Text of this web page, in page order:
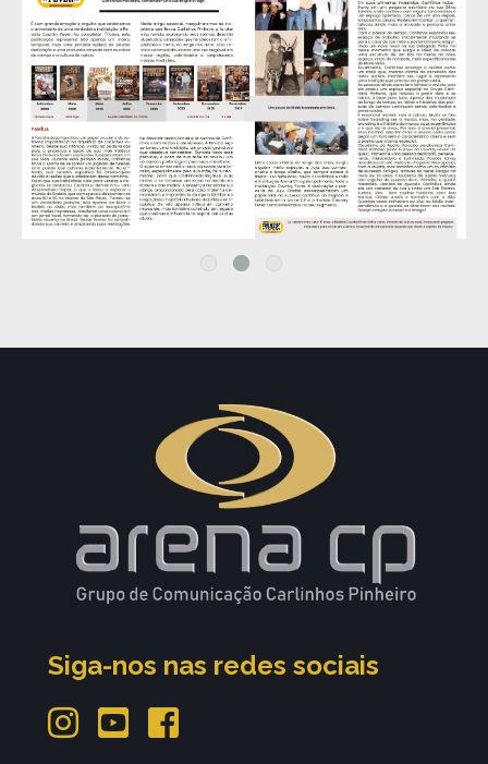
Siga-nos nas redes sociais